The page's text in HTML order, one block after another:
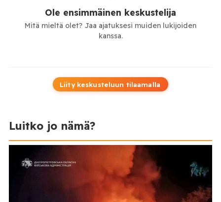
Ole ensimmäinen keskustelija
Mitä mieltä olet? Jaa ajatuksesi muiden lukijoiden
kanssa.
Liity keskusteluun tilaamalla
Luitko jo nämä?